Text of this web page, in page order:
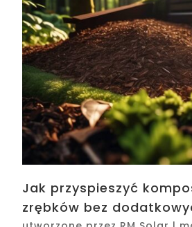
Jak przyspieszyć
zrębków bez